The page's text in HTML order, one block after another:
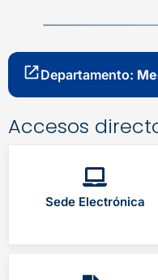
Departamento:
Accesos
Sede Electrónica